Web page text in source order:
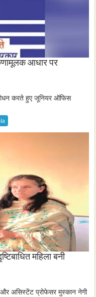
आधार पर
करते हुए जूनियर ऑफिस
महिला बनी
और असिस्टेंट प्रोफेसर मुस्कान नेगी